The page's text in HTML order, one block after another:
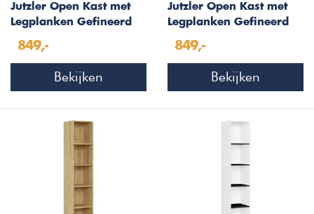
Jutzler Open Kast met
Legplanken Gefineerd
849,-
Bekijken
Jutzler Open Kast met
Legplanken Gefineerd
849,-
Bekijken